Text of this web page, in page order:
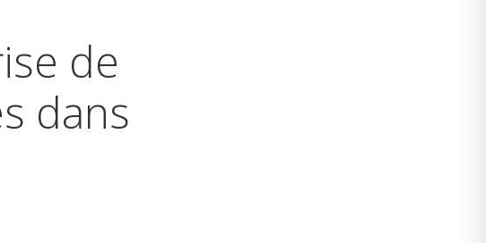
de
dans